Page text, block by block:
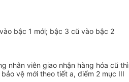
bậc 1 mới; bậc 3 cũ vào bậc 2
nhân viên giao nhận hàng hóa cũ thì
vệ mới theo tiết a, điểm 2 mục III